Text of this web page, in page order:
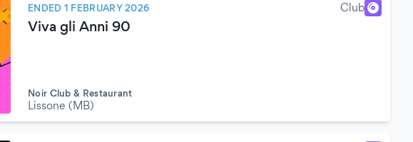
ENDED 1 FEBRUARY 2026 Club
Viva gli Anni 90
Noir Club & Restaurant
Lissone (MB)